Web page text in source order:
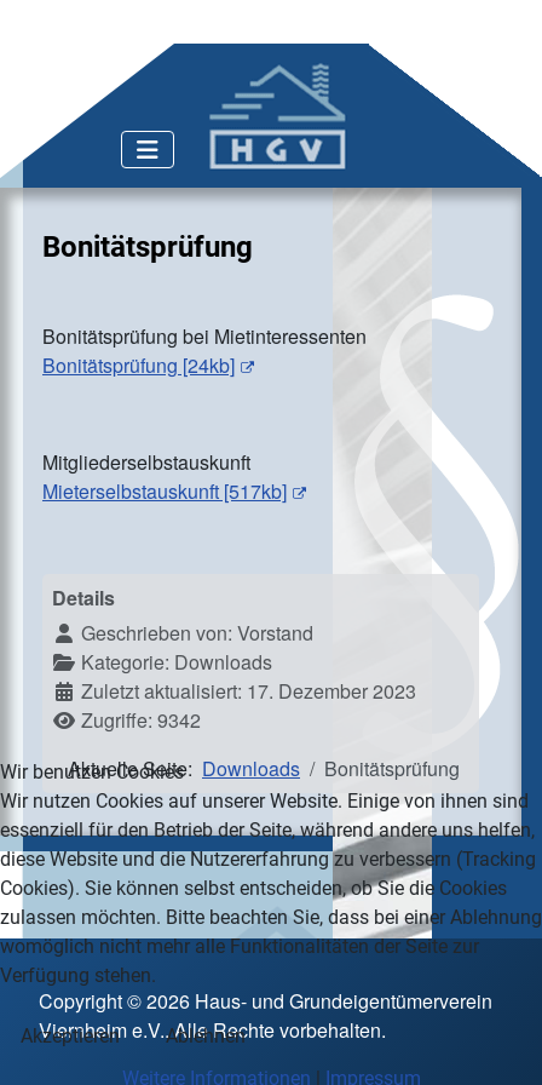
Bonitätsprüfung
Bonitätsprüfung bei Mietinteressenten
Bonitätsprüfung [24kb]
Mitgliederselbstauskunft
Mieterselbstauskunft [517kb]
Details
Geschrieben von: Vorstand
Kategorie: Downloads
Zuletzt aktualisiert: 17. Dezember 2023
Zugriffe: 9342
Aktuelle Seite: Downloads Bonitätsprüfung
Copyright © 2026 Haus- und Grundeigentümerverein
Viernheim e.V.. Alle Rechte vorbehalten.
Wir benutzen Cookies
Wir nutzen Cookies auf unserer Website. Einige von ihnen sind
essenziell für den Betrieb der Seite, während andere uns helfen,
diese Website und die Nutzererfahrung zu verbessern (Tracking
Cookies). Sie können selbst entscheiden, ob Sie die Cookies
zulassen möchten. Bitte beachten Sie, dass bei einer Ablehnung
womöglich nicht mehr alle Funktionalitäten der Seite zur
Verfügung stehen.
Akzeptieren
Ablehnen
Weitere Informationen | Impressum